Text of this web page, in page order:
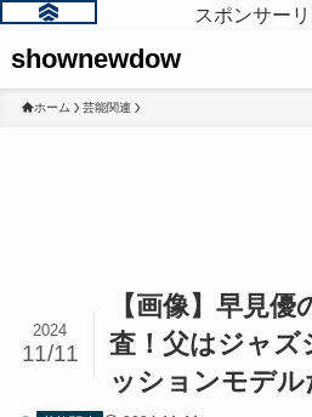
スポンサー
shownewdow
ホーム 芸能関連
【画像】早見
査！父はジャズ
ッションモデル
2024
11/11